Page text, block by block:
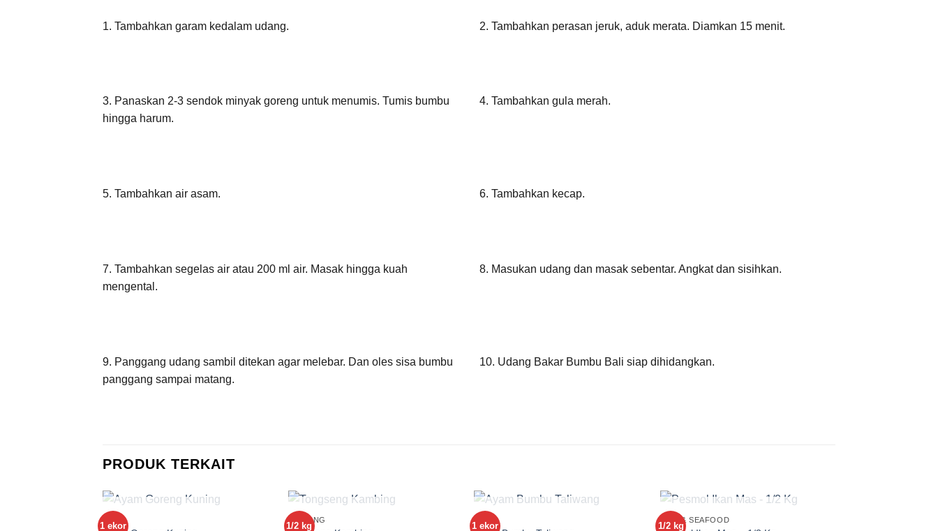
1. Tambahkan garam kedalam udang. 2. Tambahkan perasan jeruk, aduk merata. Diamkan 15 menit.
3. Panaskan 2-3 sendok minyak goreng untuk menumis. Tumis bumbu
hingga harum.
4. Tambahkan gula merah.
5. Tambahkan air asam. 6. Tambahkan kecap.
7. Tambahkan segelas air atau 200 ml air. Masak hingga kuah
mengental.
8. Masukan udang dan masak sebentar. Angkat dan sisihkan.
9. Panggang udang sambil ditekan agar melebar. Dan oles sisa bumbu
panggang sampai matang.
10. Udang Bakar Bumbu Bali siap dihidangkan.
PRODUK TERKAIT
1 ekor 1/2 kg
KAMBING
1 ekor 1/2 kg STOK HABIS
IKAN & SEAFOOD